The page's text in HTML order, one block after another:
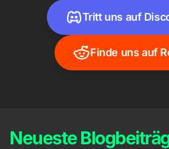
Tritt uns auf
Finde uns auf
Neueste